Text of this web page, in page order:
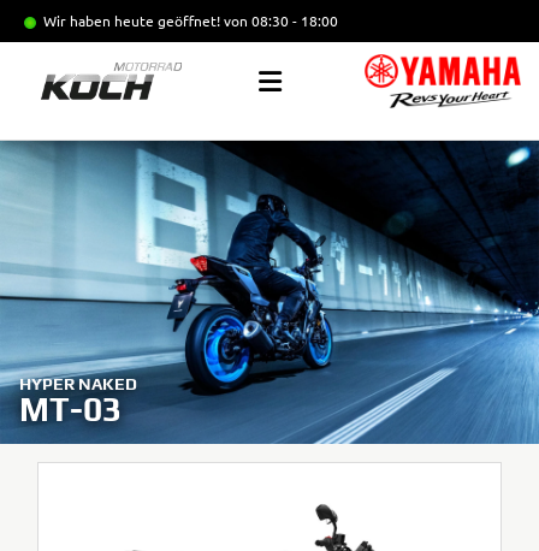
Wir haben heute geöffnet!von 08:30 - 18:00
HYPER NAKED
MT-03